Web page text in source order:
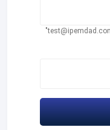
در صورتی که ایمیل ندارید، لطفاً ایمیل "test@ipemdad.com"